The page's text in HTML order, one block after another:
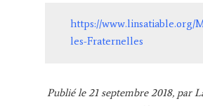
https://www.linsatiable.org/
les-Fraternelles
Publié le 21 septembre 2018, par